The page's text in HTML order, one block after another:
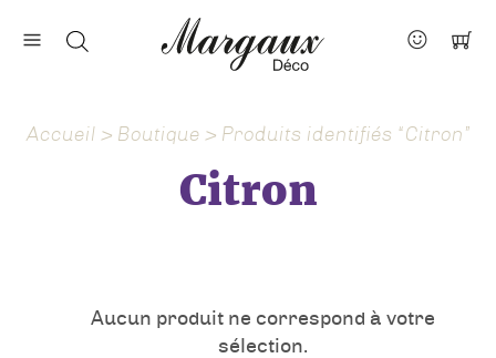
Nos marques
À propos
Actus
Accueil > Boutique > Produits identifiés “Citron”
Citron
Aucun produit ne correspond à votre
sélection.